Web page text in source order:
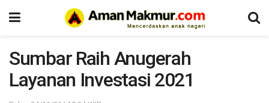
Sumbar Raih Anugerah
Layanan Investasi 2021